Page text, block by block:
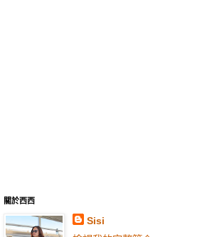
關於西西
Sisi